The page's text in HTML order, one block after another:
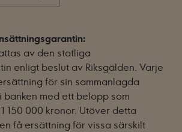
av den statliga
enligt beslut av Riksgälden. Varje
för sin sammanlagda
banken med ett belopp som
150 000 kronor. Utöver detta
få ersättning för vissa särskilt